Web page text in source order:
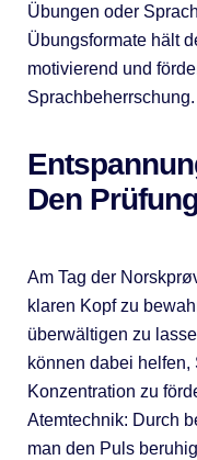
Übungen oder
Übungsformate hält
motivierend und
Sprachbeherrschung.
Den
Am Tag der
klaren Kopf zu
überwältigen zu
können dabei
Konzentration zu
Atemtechnik: Durch
man den Puls